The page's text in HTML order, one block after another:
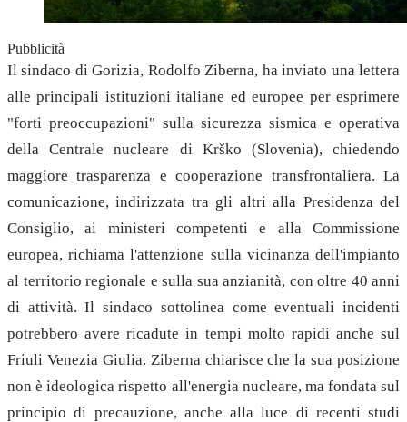
Pubblicità
Il sindaco di Gorizia, Rodolfo Ziberna, ha inviato una lettera
alle principali istituzioni italiane ed europee per esprimere
"forti preoccupazioni" sulla sicurezza sismica e operativa
della Centrale nucleare di Krško (Slovenia), chiedendo
maggiore trasparenza e cooperazione transfrontaliera. La
comunicazione, indirizzata tra gli altri alla Presidenza del
Consiglio, ai ministeri competenti e alla Commissione
europea, richiama l'attenzione sulla vicinanza dell'impianto
al territorio regionale e sulla sua anzianità, con oltre 40 anni
di attività. Il sindaco sottolinea come eventuali incidenti
potrebbero avere ricadute in tempi molto rapidi anche sul
Friuli Venezia Giulia. Ziberna chiarisce che la sua posizione
non è ideologica rispetto all'energia nucleare, ma fondata sul
principio di precauzione, anche alla luce di recenti studi